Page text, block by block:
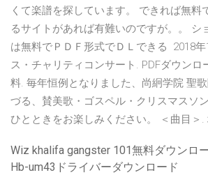
くて楽譜を探しています。 できれば無料
るサイトがあれば有難いのですが。。 シ
は無料でＰＤＦ形式でＤＬできる 2018
ス・チャリティコンサート. PDFダウンロ
料. 毎年恒例となりました、尚絅学院 聖
づる、賛美歌・ゴスペル・クリスマスソ
ひとときをお楽しみください。 ＜曲目＞.
Wiz khalifa gangster 101無料ダウンロ
Hb-um43ドライバーダウンロード